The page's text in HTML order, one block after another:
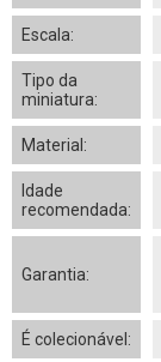
Escala:
Tipo da
miniatura:
Material:
Idade
recomendada:
Garantia:
É colecionável: